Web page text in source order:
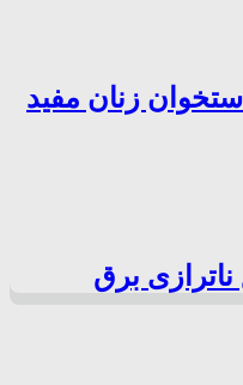
زنان مفید
برق